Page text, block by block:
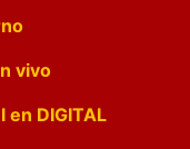
vivo
en DIGITAL